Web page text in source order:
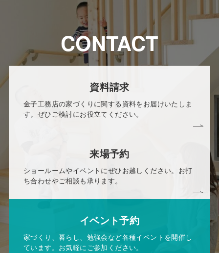
CONTACT
資料請求
金子工務店の家づくりに関する資料をお届けいたしま
す。ぜひご検討にお役立てください。
来場予約
ショールームやイベントにぜひお越しください。お打
ち合わせやご相談も承ります。
イベント予約
家づくり、暮らし、勉強会など各種イベントを開催し
ています。お気軽にご参加ください。